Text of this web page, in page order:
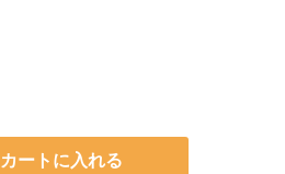
カートに入れる